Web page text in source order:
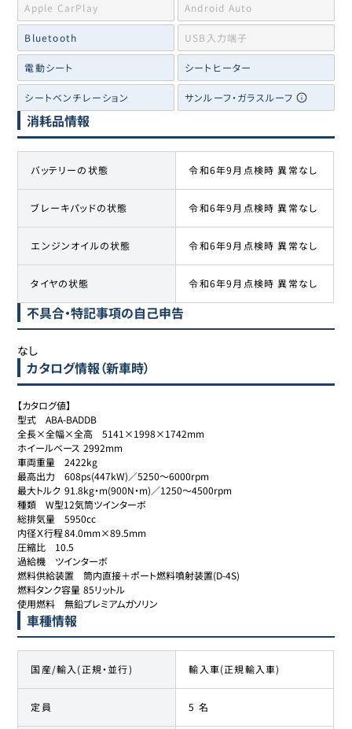
Apple CarPlay Android Auto
Bluetooth USB入力端子
電動シート シートヒーター
シートベンチレーション サンルーフ・ガラスルーフ
消耗品情報
バッテリーの状態 令和6年9月点検時 異常なし
ブレーキパッドの状態 令和6年9月点検時 異常なし
エンジンオイルの状態 令和6年9月点検時 異常なし
タイヤの状態 令和6年9月点検時 異常なし
不具合・特記事項の自己申告
なし
カタログ情報（新車時）
【カタログ値】
型式	ABA-BADDB
全長×全幅×全高	5141×1998×1742mm
ホイールベース	2992mm
車両重量	2422kg
最高出力	608ps(447kW)／5250～6000rpm
最大トルク	91.8kg・m(900N・m)／1250～4500rpm
種類	W型12気筒ツインターボ
総排気量	5950cc
内径Ｘ行程	84.0mm×89.5mm
圧縮比	10.5
過給機	ツインターボ
燃料供給装置	筒内直接＋ポート燃料噴射装置(D-4S)
燃料タンク容量	85リットル
使用燃料	無鉛プレミアムガソリン
車種情報
国産/輸入(正規・並行) 輸入車(正規輸入車)
定員 5 名